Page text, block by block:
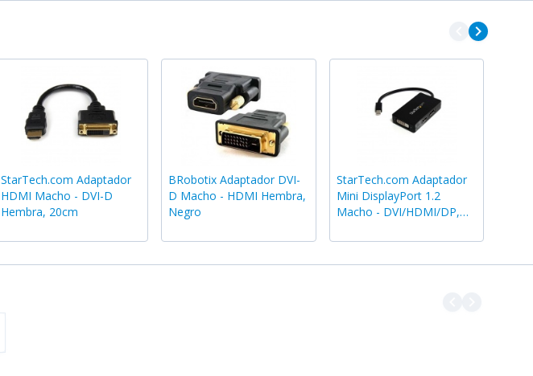
navigate_beforenavigate_next
StarTech.com Adaptador
HDMI Macho - DVI-D
Hembra, 20cm
BRobotix Adaptador DVI-
D Macho - HDMI Hembra,
Negro
StarTech.com Adaptador
Mini DisplayPort 1.2
Macho - DVI/HDMI/DP,